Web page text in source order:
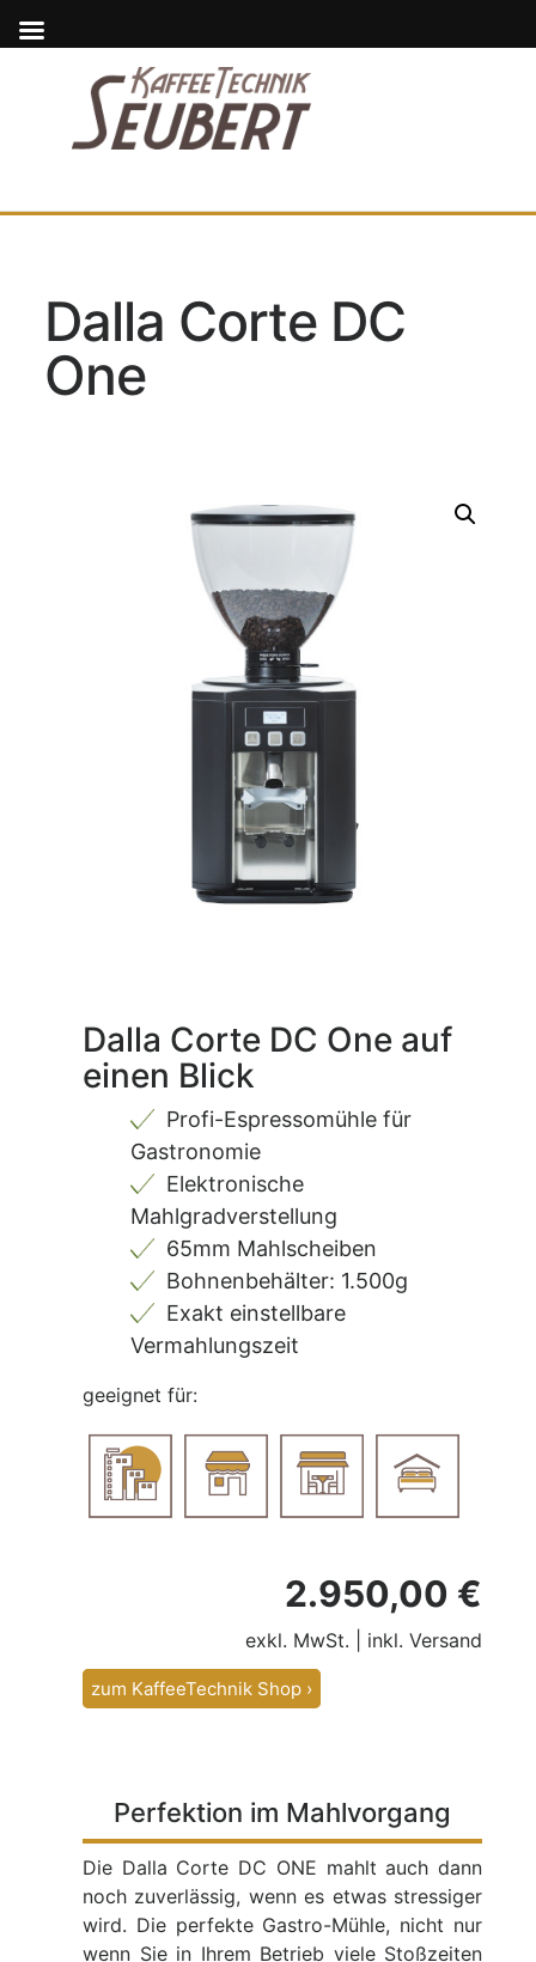
Dalla Corte DC
One
Dalla Corte DC One auf
einen Blick
Profi-Espressomühle für
Gastronomie
Elektronische
Mahlgradverstellung
65mm Mahlscheiben
Bohnenbehälter: 1.500g
Exakt einstellbare
Vermahlungszeit
geeignet für:
2.950,00 €
exkl. MwSt. | inkl. Versand
zum KaffeeTechnik Shop ›
Perfektion im Mahlvorgang
Die Dalla Corte DC ONE mahlt auch dann
noch zuverlässig, wenn es etwas stressiger
wird. Die perfekte Gastro-Mühle, nicht nur
wenn Sie in Ihrem Betrieb viele Stoßzeiten